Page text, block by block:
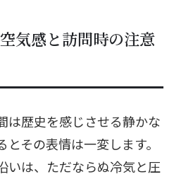
気感と訪問時の注意
は歴史を感じさせる静かな
その表情は一変します。
いは、ただならぬ冷気と圧